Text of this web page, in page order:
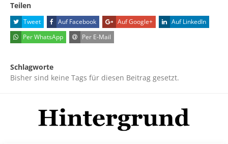
Teilen
Tweet Auf Facebook Auf Google+
Auf LinkedIn
Per WhatsApp
Per E-Mail
Schlagworte
Bisher sind keine Tags für diesen Beitrag gesetzt.